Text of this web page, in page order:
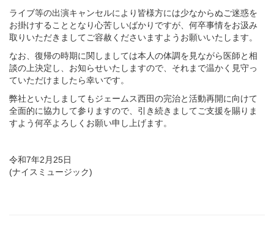
ライブ等の出演キャンセルにより皆様方には少なからぬご迷惑を
お掛けすることとなり心苦しいばかりですが、何卒事情をお汲み
取りいただきましてご容赦くださいますようお願いいたします。
なお、復帰の時期に関しましては本人の体調を見ながら医師と相
談の上決定し、お知らせいたしますので、それまで温かく見守っ
ていただけましたら幸いです。
弊社といたしましてもジェームス西田の完治と活動再開に向けて
全面的に協力して参りますので、引き続きましてご支援を賜りま
すよう何卒よろしくお願い申し上げます。
令和7年2月25日
(ナイスミュージック)